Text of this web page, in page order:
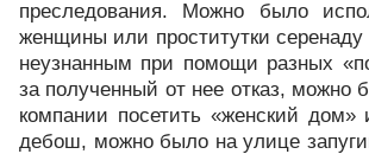
преследования. Можно было
женщины или проститутки серенаду
неузнанным при помощи разных
за полученный от нее отказ, можно
компании посетить «женский дом»
дебош, можно было на улице